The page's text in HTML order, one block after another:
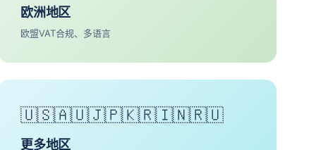
欧洲地区
欧盟VAT合规、多语言
🇺🇸🇦🇺🇯🇵🇰🇷🇮🇳🇷🇺
更多地区